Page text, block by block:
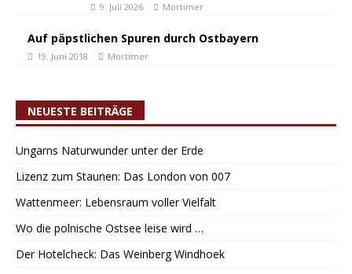
9. Juli 2026 Mortimer
Auf päpstlichen Spuren durch Ostbayern
19. Juni 2018 Mortimer
NEUESTE BEITRÄGE
Ungarns Naturwunder unter der Erde
Lizenz zum Staunen: Das London von 007
Wattenmeer: Lebensraum voller Vielfalt
Wo die polnische Ostsee leise wird …
Der Hotelcheck: Das Weinberg Windhoek